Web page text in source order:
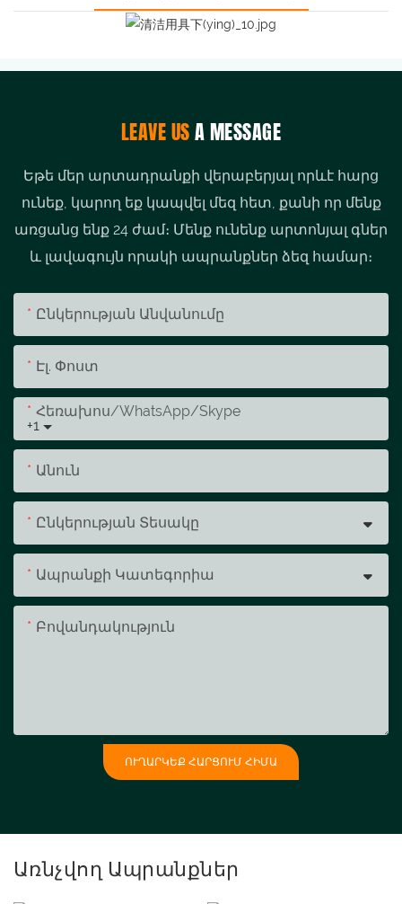
LEAVE USA MESSAGE
Եթե ​​մեր արտադրանքի վերաբերյալ որևէ հարց
ունեք, կարող եք կապվել մեզ հետ, քանի որ մենք
առցանց ենք 24 ժամ։ Մենք ունենք արտոնյալ գներ
և լավագույն որակի ապրանքներ ձեզ համար։
Ընկերության Անվանումը
Էլ. Փոստ
+1
Հեռախոս/whatsApp/skype
Անուն
Ընկերության Տեսակը
Ապրանքի Կատեգորիա
Բովանդակություն
ՈՒՂԱՐԿԵՔ ՀԱՐՑՈՒՄ ՀԻՄԱ
Առնչվող Ապրանքներ